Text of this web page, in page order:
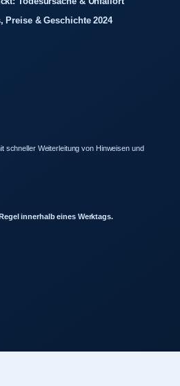
& Geschichte 2024
schneller Weiterleitung von Hinweisen und
innerhalb eines Werktags.